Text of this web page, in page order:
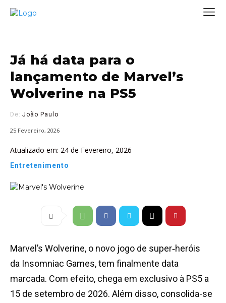
Já há data para o
lançamento de Marvel’s
Wolverine na PS5
De: João Paulo
25 Fevereiro, 2026
Atualizado em: 24 de Fevereiro, 2026
Entretenimento
Marvel’s Wolverine, o novo jogo de super‑heróis
da Insomniac Games, tem finalmente data
marcada. Com efeito, chega em exclusivo à PS5 a
15 de setembro de 2026. Além disso, consolida-se